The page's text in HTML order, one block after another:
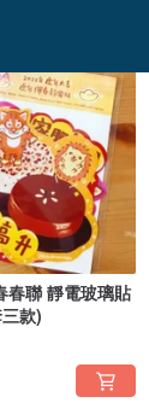
春聯 靜電玻璃貼
款)